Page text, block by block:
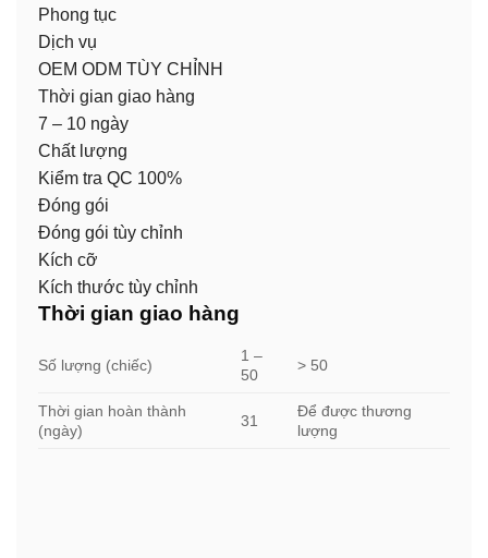
Phong tục
Dịch vụ
OEM ODM TÙY CHỈNH
Thời gian giao hàng
7 – 10 ngày
Chất lượng
Kiểm tra QC 100%
Đóng gói
Đóng gói tùy chỉnh
Kích cỡ
Kích thước tùy chỉnh
Thời gian giao hàng
Số lượng (chiếc)
1 –
50
> 50
Thời gian hoàn thành
(ngày)
31
Để được thương
lượng